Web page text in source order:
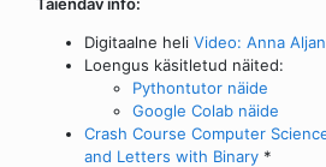
Digitaalne heli Video: Anna
Loengus käsitletud näited:
Pythontutor näide
Google Colab näide
Crash Course Computer
and Letters with Binary *